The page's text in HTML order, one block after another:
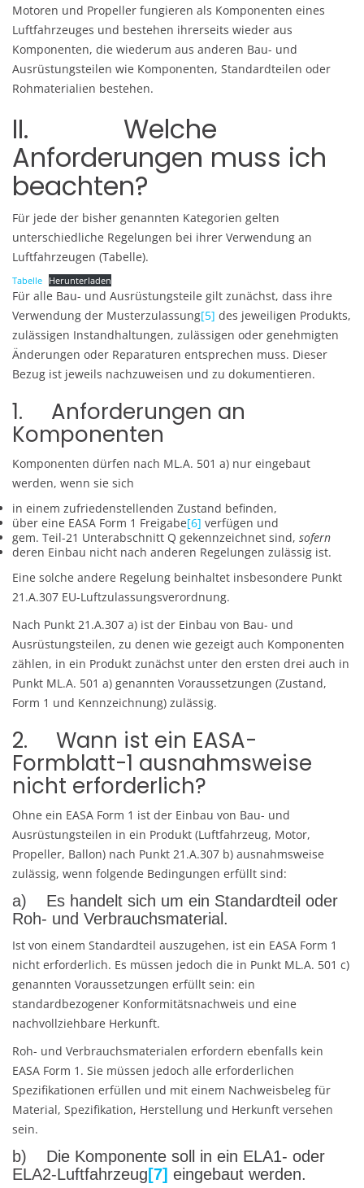
Motoren und Propeller fungieren als Komponenten eines
Luftfahrzeuges und bestehen ihrerseits wieder aus
Komponenten, die wiederum aus anderen Bau- und
Ausrüstungsteilen wie Komponenten, Standardteilen oder
Rohmaterialien bestehen.
II. Welche
Anforderungen muss ich
beachten?
Für jede der bisher genannten Kategorien gelten
unterschiedliche Regelungen bei ihrer Verwendung an
Luftfahrzeugen (Tabelle).
Tabelle Herunterladen
Für alle Bau- und Ausrüstungsteile gilt zunächst, dass ihre
Verwendung der Musterzulassung[5] des jeweiligen Produkts,
zulässigen Instandhaltungen, zulässigen oder genehmigten
Änderungen oder Reparaturen entsprechen muss. Dieser
Bezug ist jeweils nachzuweisen und zu dokumentieren.
1. Anforderungen an
Komponenten
Komponenten dürfen nach ML.A. 501 a) nur eingebaut
werden, wenn sie sich
in einem zufriedenstellenden Zustand befinden,
über eine EASA Form 1 Freigabe[6] verfügen und
gem. Teil-21 Unterabschnitt Q gekennzeichnet sind, sofern
deren Einbau nicht nach anderen Regelungen zulässig ist.
Eine solche andere Regelung beinhaltet insbesondere Punkt
21.A.307 EU-Luftzulassungsverordnung.
Nach Punkt 21.A.307 a) ist der Einbau von Bau- und
Ausrüstungsteilen, zu denen wie gezeigt auch Komponenten
zählen, in ein Produkt zunächst unter den ersten drei auch in
Punkt ML.A. 501 a) genannten Voraussetzungen (Zustand,
Form 1 und Kennzeichnung) zulässig.
2. Wann ist ein EASA-
Formblatt-1 ausnahmsweise
nicht erforderlich?
Ohne ein EASA Form 1 ist der Einbau von Bau- und
Ausrüstungsteilen in ein Produkt (Luftfahrzeug, Motor,
Propeller, Ballon) nach Punkt 21.A.307 b) ausnahmsweise
zulässig, wenn folgende Bedingungen erfüllt sind:
a) Es handelt sich um ein Standardteil oder
Roh- und Verbrauchsmaterial.
Ist von einem Standardteil auszugehen, ist ein EASA Form 1
nicht erforderlich. Es müssen jedoch die in Punkt ML.A. 501 c)
genannten Voraussetzungen erfüllt sein: ein
standardbezogener Konformitätsnachweis und eine
nachvollziehbare Herkunft.
Roh- und Verbrauchsmaterialen erfordern ebenfalls kein
EASA Form 1. Sie müssen jedoch alle erforderlichen
Spezifikationen erfüllen und mit einem Nachweisbeleg für
Material, Spezifikation, Herstellung und Herkunft versehen
sein.
b) Die Komponente soll in ein ELA1- oder
ELA2-Luftfahrzeug[7] eingebaut werden.